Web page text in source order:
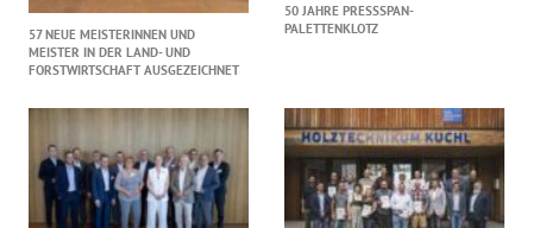
57 NEUE MEISTERINNEN UND
MEISTER IN DER LAND- UND
FORSTWIRTSCHAFT AUSGEZEICHNET
50 JAHRE PRESSSPAN-
PALETTENKLOTZ